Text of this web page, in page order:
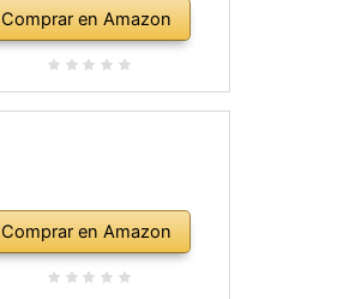
Comprar en Amazon
Comprar en Amazon